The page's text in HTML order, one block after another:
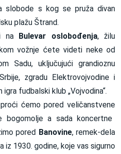
slobode s kog se pruža divan
plažu Štrand.
na Bulevar oslobođenja, žilu
vožnje ćete videti neke od
Sadu, uključujući grandioznu
zgradu Elektrovojvodine i
fudbalski klub „Vojvodina“.
ćemo pored veličanstvene
bogomolje a sada koncertne
pored Banovine, remek-dela
iz 1930. godine, koje vas sigurno